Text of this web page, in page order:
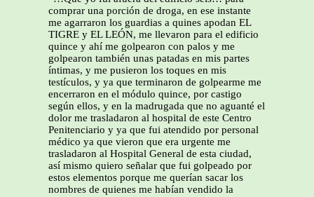
comprar una porción de droga, en ese instante
me agarraron los guardias a quines apodan EL
TIGRE y EL LEÓN, me llevaron para el edificio
quince y ahí me golpearon con palos y me
golpearon también unas patadas en mis partes
íntimas, y me pusieron los toques en mis
testículos, y ya que terminaron de golpearme me
encerraron en el módulo quince, por castigo
según ellos, y en la madrugada que no aguanté el
dolor me trasladaron al hospital de este Centro
Penitenciario y ya que fui atendido por personal
médico ya que vieron que era urgente me
trasladaron al Hospital General de esta ciudad,
así mismo quiero señalar que fui golpeado por
estos elementos porque me querían sacar los
nombres de quienes me habían vendido la